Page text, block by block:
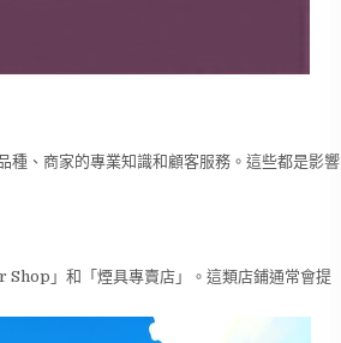
種、商家的專業知識和顧客服務。這些都是影響
Shop」和「煙具專賣店」。這類店鋪通常會提